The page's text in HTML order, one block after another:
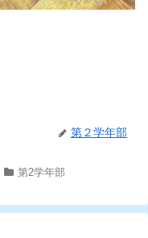
第２学年部
第2学年部